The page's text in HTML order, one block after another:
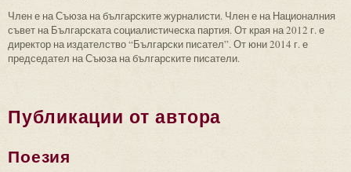
Член е на Съюза на българските журналисти. Член е на Националния
съвет на Българската социалистическа партия. От края на 2012 г. е
директор на издателство “Български писател”. От юни 2014 г. е
председател на Съюза на българските писатели.
Публикации от автора
Поезия